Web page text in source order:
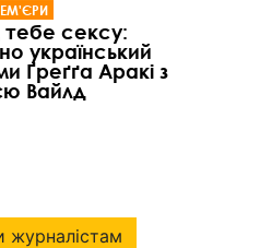
тебе сексу:
український
Ґреґґа Аракі з
Вайлд
журналістам